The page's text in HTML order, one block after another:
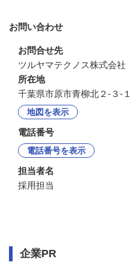
お問い合わせ
お問合せ先
ツルヤマテクノス株式会社
所在地
千葉県市原市青柳北２-３-１
地図を表示
電話番号
電話番号を表示
担当者名
採用担当
企業PR